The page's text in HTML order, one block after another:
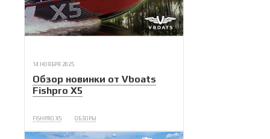
14 НОЯБРЯ 2025
Обзор новинки от Vboats
Fishpro X5
FISHPRO X5 ОБЗОРЫ